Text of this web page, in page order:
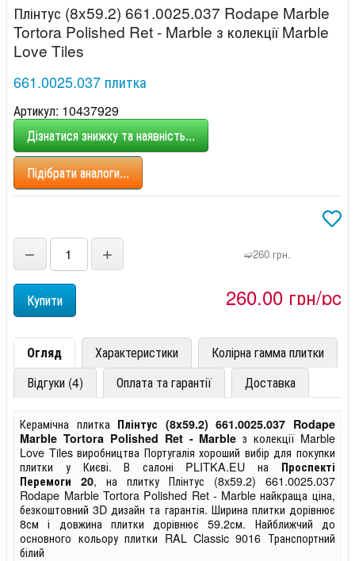
Плінтус (8x59.2) 661.0025.037 Rodape Marble
Tortora Polished Ret - Marble з колекції Marble
Love Tiles
661.0025.037 плитка
Артикул: 10437929
Дізнатися знижку та наявність...
Підібрати аналоги...
− + ➫260 грн.
260,00 грн/pc
Огляд Характеристики
Колірна гамма плитки
Відгуки (4)
Оплата та гарантії Доставка
Керамічна плитка Плінтус (8x59.2) 661.0025.037 Rodape
Marble Tortora Polished Ret - Marble з колекції Marble
Love Tiles виробництва Португалія хороший вибір для покупки
плитки у Києві. В салоні PLITKA.EU на Проспекті
Перемоги 20, на плитку Плінтус (8x59.2) 661.0025.037
Rodape Marble Tortora Polished Ret - Marble найкраща ціна,
безкоштовний 3D дизайн та гарантія. Ширина плитки дорівнює
8см і довжина плитки дорівнює 59.2см. Найближчий до
основного кольору плитки RAL Classic 9016 Транспортний
білий